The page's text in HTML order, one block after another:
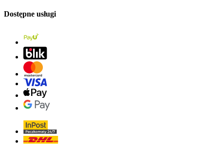
Dostępne usługi